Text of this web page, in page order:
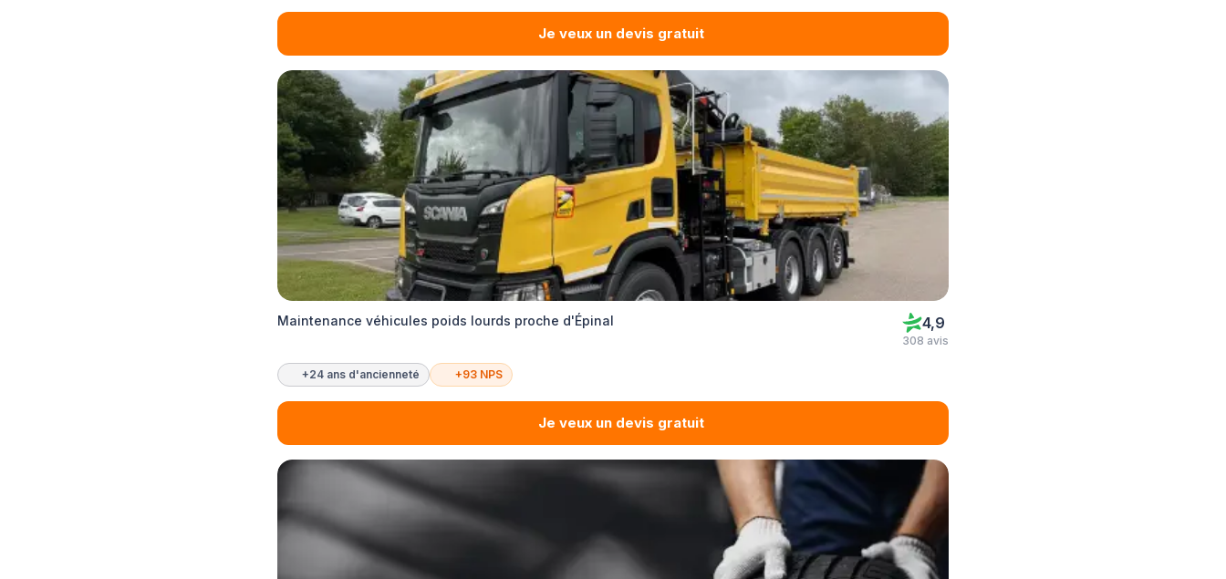
Je veux un devis gratuit
Maintenance véhicules poids lourds proche d'Épinal 4,9
308 avis
+24 ans d'ancienneté +93 NPS
Je veux un devis gratuit